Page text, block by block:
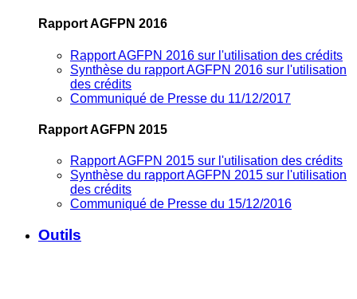
Rapport AGFPN 2016
Rapport AGFPN 2016 sur l'utilisation des crédits
Synthèse du rapport AGFPN 2016 sur l'utilisation
des crédits
Communiqué de Presse du 11/12/2017
Rapport AGFPN 2015
Rapport AGFPN 2015 sur l'utilisation des crédits
Synthèse du rapport AGFPN 2015 sur l'utilisation
des crédits
Communiqué de Presse du 15/12/2016
Outils